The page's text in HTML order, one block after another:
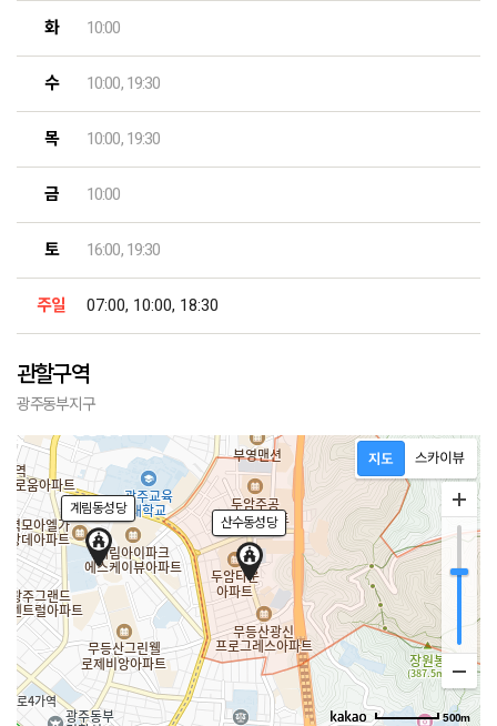
화 10:00
수 10:00, 19:30
목 10:00, 19:30
금 10:00
토 16:00, 19:30
주일 07:00, 10:00, 18:30
관할구역
광주동부지구
계림동성당
산수동성당
500m